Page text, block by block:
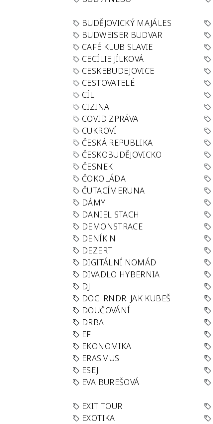
BUDĚJOVICKÝ MAJÁLES
BUDWEISER BUDVAR
CAFÉ KLUB SLAVIE
CECÍLIE JÍLKOVÁ
CESKEBUDEJOVICE
CESTOVATELÉ
CÍL
CIZINA
COVID ZPRÁVA
CUKROVÍ
ČESKÁ REPUBLIKA
ČESKOBUDĚJOVICKO
ČESNEK
ČOKOLÁDA
ČUTACÍMERUNA
DÁMY
DANIEL STACH
DEMONSTRACE
DENÍK N
DEZERT
DIGITÁLNÍ NOMÁD
DIVADLO HYBERNIA
DJ
DOC. RNDR. JAK KUBEŠ
DOUČOVÁNÍ
DRBA
EF
EKONOMIKA
ERASMUS
ESEJ
EVA BUREŠOVÁ
EXIT TOUR
EXOTIKA